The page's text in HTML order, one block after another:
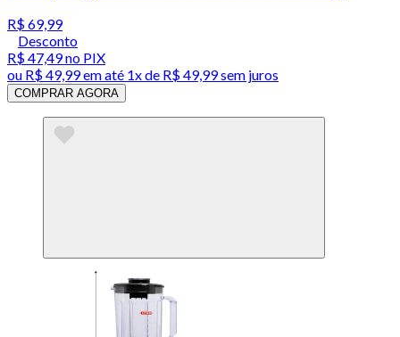
R$ 69,99
Desconto
R$ 47,49no PIX
ou R$ 49,99em até 1x de R$ 49,99sem juros
COMPRAR AGORA